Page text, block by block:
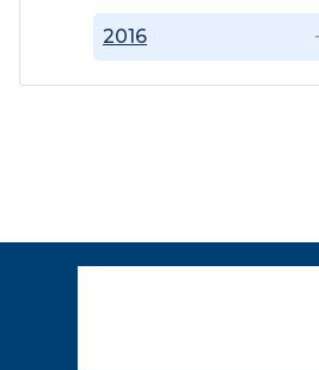
2016